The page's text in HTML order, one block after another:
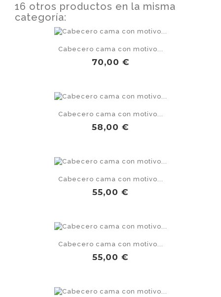
16 otros productos en la misma
categoría:
Cabecero cama con motivo...
Precio
70,00 €
Cabecero cama con motivo...
Precio
58,00 €
Cabecero cama con motivo...
Precio
55,00 €
Cabecero cama con motivo...
Precio
55,00 €